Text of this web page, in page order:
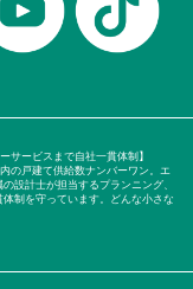
サービスまで自社一貫体制】
の戸建て供給数ナンバーワン。エ
設計士が担当するプランニング、
制を守っています。どんな小さな